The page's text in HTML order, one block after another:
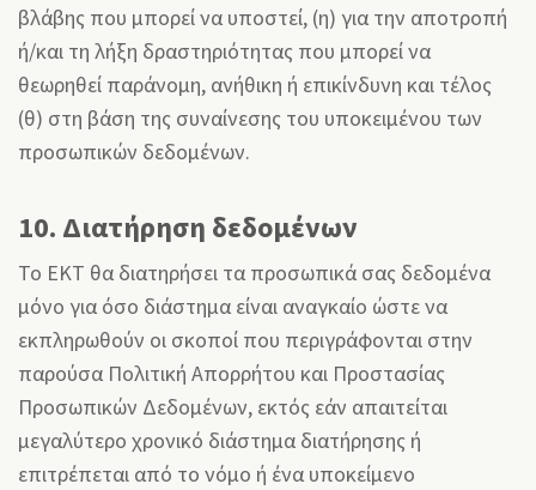
βλάβης που μπορεί να υποστεί, (η) για την αποτροπή
ή/και τη λήξη δραστηριότητας που μπορεί να
θεωρηθεί παράνομη, ανήθικη ή επικίνδυνη και τέλος
(θ) στη βάση της συναίνεσης του υποκειμένου των
προσωπικών δεδομένων.
10. Διατήρηση δεδομένων
Το ΕΚΤ θα διατηρήσει τα προσωπικά σας δεδομένα
μόνο για όσο διάστημα είναι αναγκαίο ώστε να
εκπληρωθούν οι σκοποί που περιγράφονται στην
παρούσα Πολιτική Απορρήτου και Προστασίας
Προσωπικών Δεδομένων, εκτός εάν απαιτείται
μεγαλύτερο χρονικό διάστημα διατήρησης ή
επιτρέπεται από το νόμο ή ένα υποκείμενο